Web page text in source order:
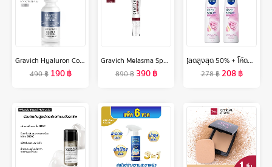
Gravich Hyaluron Complex Booster Serum 30 ml
490฿ 190฿
Gravich Melasma Spotless Concentrate Cream 15 g
890฿ 390฿
[ลดสูงสุด 50% + โค้ดลดเพิ่ม 20%]นีเวีย ดีโอ สเปรย์ ฮอกไกโด โรส สำหรับผู้หญิง 150 มล. 2 ชิ้น NIVEA
278฿208฿